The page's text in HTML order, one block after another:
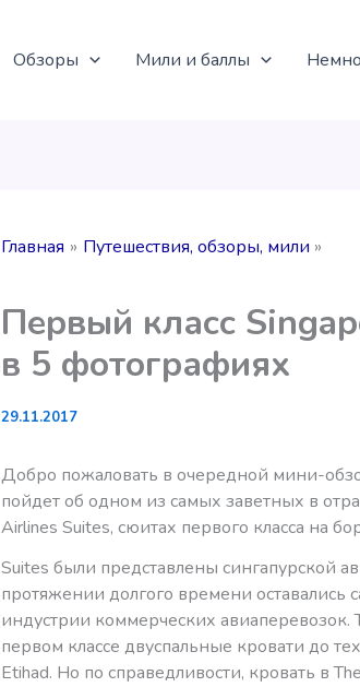
Обзоры Мили и баллы
Главная Путешествия, обзоры, мили
Первый класс
в 5 фотографиях
29.11.2017
Добро пожаловать в очередной мини-
пойдет об одном из самых заветных в
Airlines Suites, сюитах первого класса на
Suites были представлены сингапурской
протяжении долгого времени
индустрии коммерческих авиаперевозок.
первом классе двуспальные кровати до
Etihad. Но по справедливости, кровать в